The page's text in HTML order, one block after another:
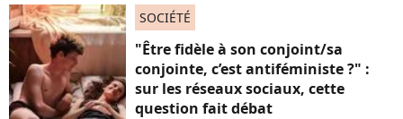
SOCIÉTÉ
"Être fidèle à son conjoint/sa
conjointe, c’est antiféministe ?" :
sur les réseaux sociaux, cette
question fait débat